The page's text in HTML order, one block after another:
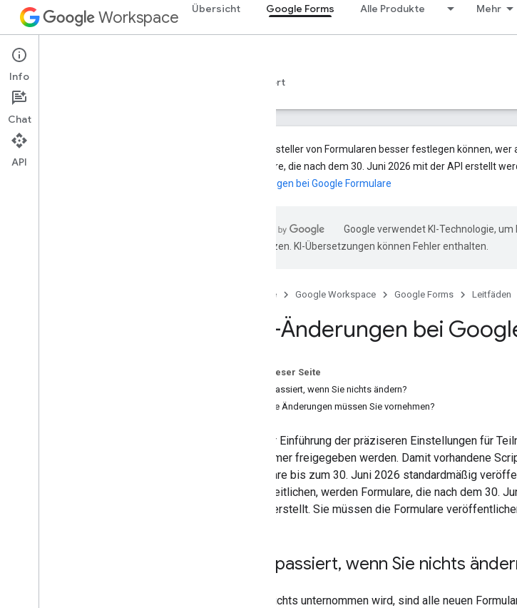
Workspace Übersicht Google Forms Alle Produkte Mehr
Google Forms
Übersicht Support
Damit Ersteller von Formularen besser festlegen können,
Formulare, die nach dem 30. Juni 2026 mit der API erstellt
Änderungen bei Google Formulare
Google verwendet KI-Technologie,
übersetzen. KI-Übersetzungen können Fehler enthalten.
Startseite Google Workspace Google Forms Leitfäden
API-Änderungen bei
Auf dieser Seite
Was passiert, wenn Sie nichts ändern?
Welche Änderungen müssen Sie vornehmen?
Seit der Einführung der präziseren Einstellungen für
Teilnehmer freigegeben werden. Damit vorhandene
Formulare bis zum 30. Juni 2026 standardmäßig
vereinheitlichen, werden Formulare, die nach dem 30.
Status erstellt. Sie müssen die Formulare
Was passiert, wenn Sie nichts
Wenn nichts unternommen wird, sind alle neuen
Info
Chat
API